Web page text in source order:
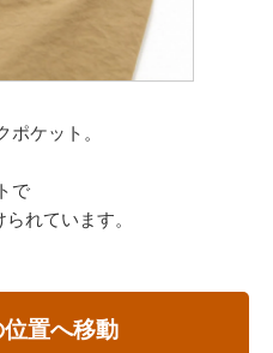
ケット。
で
れています。
置へ移動